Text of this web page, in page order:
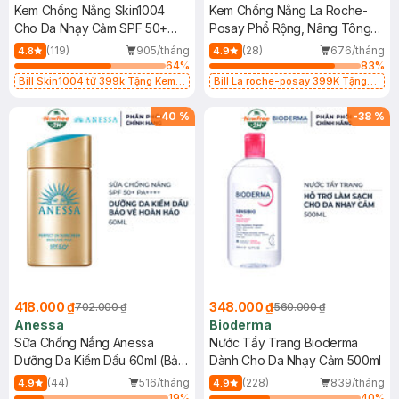
Kem Chống Nắng Skin1004
Cho Da Nhạy Cảm SPF 50+
50ml
4.8 (119)
905/tháng
64%
Bill Skin1004 từ 399k Tặng Kem
SPF 50+ 20ml (SL Có Hạn)
Kem Chống Nắng La Roche-
Posay Phổ Rộng, Nâng Tông
Kiềm Dầu 50ml
4.9 (28)
676/tháng
83%
Bill La roche-posay 399K Tặng
(SL có hạn)
-40 %
418.000 ₫702.000 ₫
Anessa
Sữa Chống Nắng Anessa
Dưỡng Da Kiềm Dầu 60ml (Bản
Mới)
4.9 (44)
516/tháng
-38 %
348.000 ₫560.000 ₫
Bioderma
Nước Tẩy Trang Bioderma
Dành Cho Da Nhạy Cảm 500ml
4.9 (228)
839/tháng